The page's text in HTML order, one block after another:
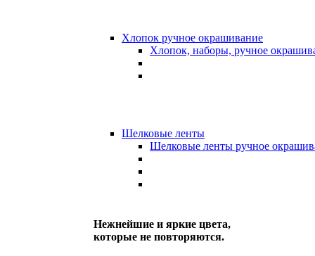
Хлопок ручное окрашивание
Хлопок, наборы, ручное
Шелковые ленты
Шелковые ленты ручное
Нежнейшие и яркие цвета,
которые не повторяются.